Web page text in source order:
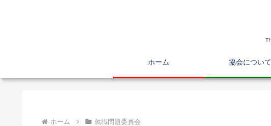
ホーム 協会について
ホーム 就職問題委員会